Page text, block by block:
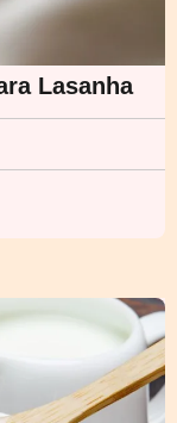
Lasanha